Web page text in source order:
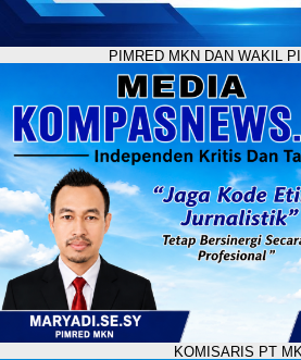
PIMRED MKN DAN WAKIL
KOMISARIS PT